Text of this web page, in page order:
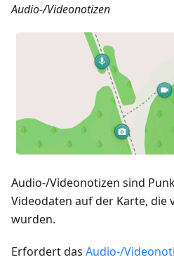
Audio-/Videonotizen
Audio-/Videonotizen sind
Videodaten auf der Karte, die
wurden.
Erfordert das Audio-/